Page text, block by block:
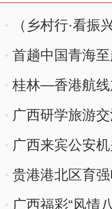
（乡村行·看振
首趟中国青海
出境
桂林—香港航线
广西研学旅游
广西来宾公安
贵港港北区育
广西福彩“风情